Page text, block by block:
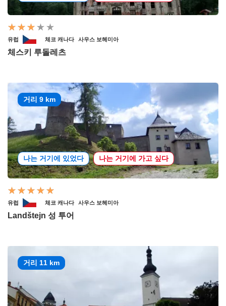
유럽 체코 캐나다 사우스 보헤미아
체스키 루돌레츠
거리 9 km
나는 거기에 있었다 나는 거기에 가고 싶다
유럽 체코 캐나다 사우스 보헤미아
Landštejn 성 투어
거리 11 km